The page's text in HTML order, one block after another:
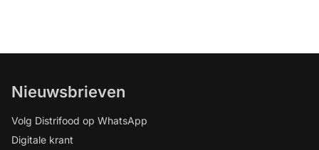
Nieuwsbrieven
Volg Distrifood op WhatsApp
Digitale krant